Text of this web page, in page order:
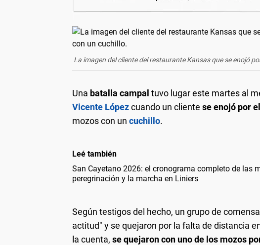
La imagen del cliente del restaurante Kansas que se enojó
Una batalla campal tuvo lugar este martes al
Vicente Lópezcuando un cliente se enojó por
mozos con un cuchillo.
Leé también
San Cayetano 2026: el cronograma completo de las
peregrinación y la marcha en Liniers
Según testigos del hecho, un grupo de
actitud" y se quejaron por la falta de distancia
la cuenta, se quejaron con uno de los mozos